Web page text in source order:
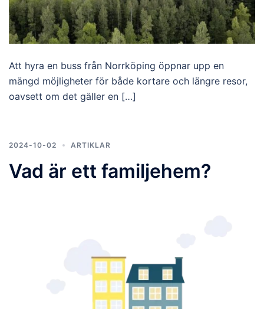
Att hyra en buss från Norrköping öppnar upp en
mängd möjligheter för både kortare och längre resor,
oavsett om det gäller en […]
2024-10-02 ARTIKLAR
Vad är ett familjehem?